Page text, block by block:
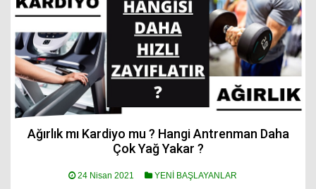
Ağırlık mı Kardiyo mu ? Hangi Antrenman Daha
Çok Yağ Yakar ?
24 Nisan 2021 YENİ BAŞLAYANLAR